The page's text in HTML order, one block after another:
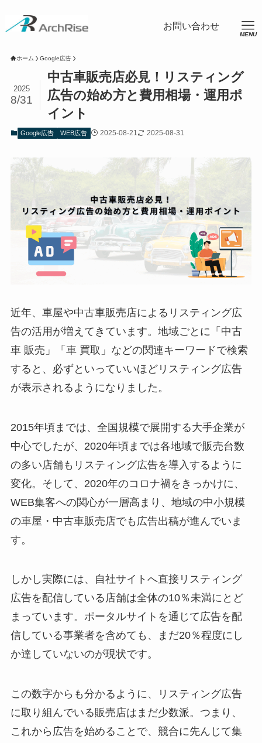
ホーム Google広告
中古車販売店必見！リスティング
広告の始め方と費用相場・運用ポ
イント
2025
8/31
Google広告 WEB広告 2025-08-21 2025-08-31
近年、車屋や中古車販売店によるリスティング広
告の活用が増えてきています。地域ごとに「中古
車 販売」「車 買取」などの関連キーワードで検索
すると、必ずといっていいほどリスティング広告
が表示されるようになりました。
2015年頃までは、全国規模で展開する大手企業が
中心でしたが、2020年頃までは各地域で販売台数
の多い店舗もリスティング広告を導入するように
変化。そして、2020年のコロナ禍をきっかけに、
WEB集客への関心が一層高まり、地域の中小規模
の車屋・中古車販売店でも広告出稿が進んでいま
す。
しかし実際には、自社サイトへ直接リスティング
広告を配信している店舗は全体の10％未満にとど
まっています。ポータルサイトを通じて広告を配
信している事業者を含めても、まだ20％程度にし
か達していないのが現状です。
この数字からも分かるように、リスティング広告
に取り組んでいる販売店はまだ少数派。つまり、
これから広告を始めることで、競合に先んじて集